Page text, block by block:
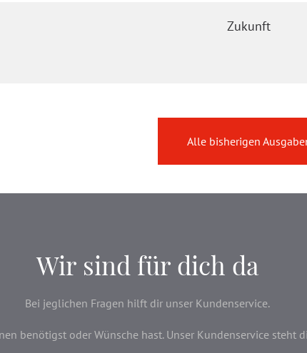
Zukunft
Alle bisherigen
Wir sind für dich da
Bei jeglichen Fragen hilft dir unser Kundenservice.
benötigst oder Wünsche hast. Unser Kundenservice steht